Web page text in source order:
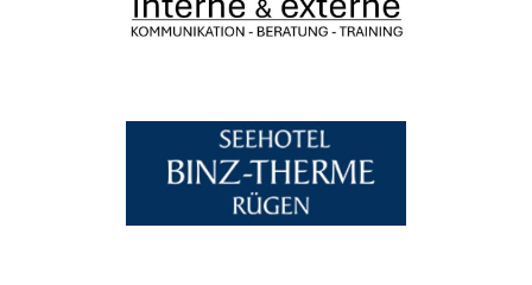
Offizielle Tourismus-Seite der Binzer Bucht